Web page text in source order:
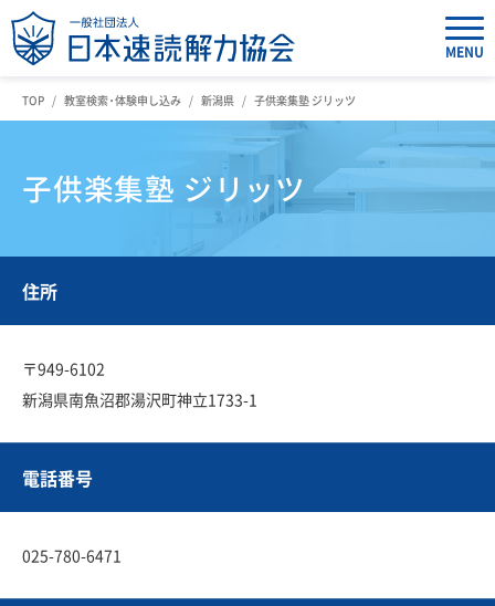
MENU
TOP 教室検索・体験申し込み 新潟県 子供楽集塾 ジリッツ
子供楽集塾 ジリッツ
住所
〒949-6102
新潟県南魚沼郡湯沢町神立1733-1
電話番号
025-780-6471